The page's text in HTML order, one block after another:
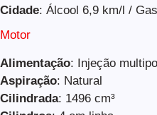
Cidade: Álcool 6,9 km/l /
Motor
Alimentação: Injeção
Aspiração: Natural
Cilindrada: 1496 cm³